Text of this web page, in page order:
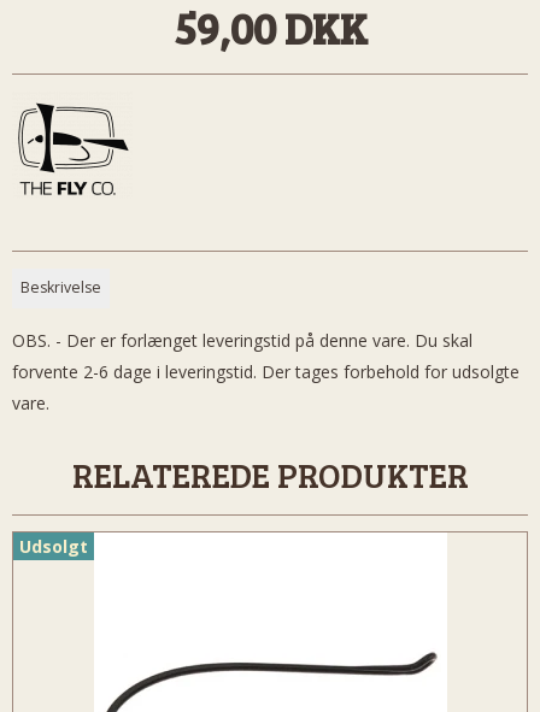
59,00 DKK
Beskrivelse
OBS. - Der er forlænget leveringstid på denne vare. Du skal
forvente 2-6 dage i leveringstid. Der tages forbehold for udsolgte
vare.
RELATEREDE PRODUKTER
Udsolgt